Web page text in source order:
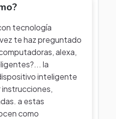
tecnología
te haz preguntado
alexa,
la
inteligente
a estas
como